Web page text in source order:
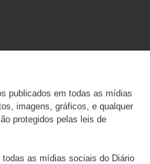
para a
publicados em todas as mídias
imagens, gráficos, e qualquer
protegidos pelas leis de
todas as mídias sociais do Diário